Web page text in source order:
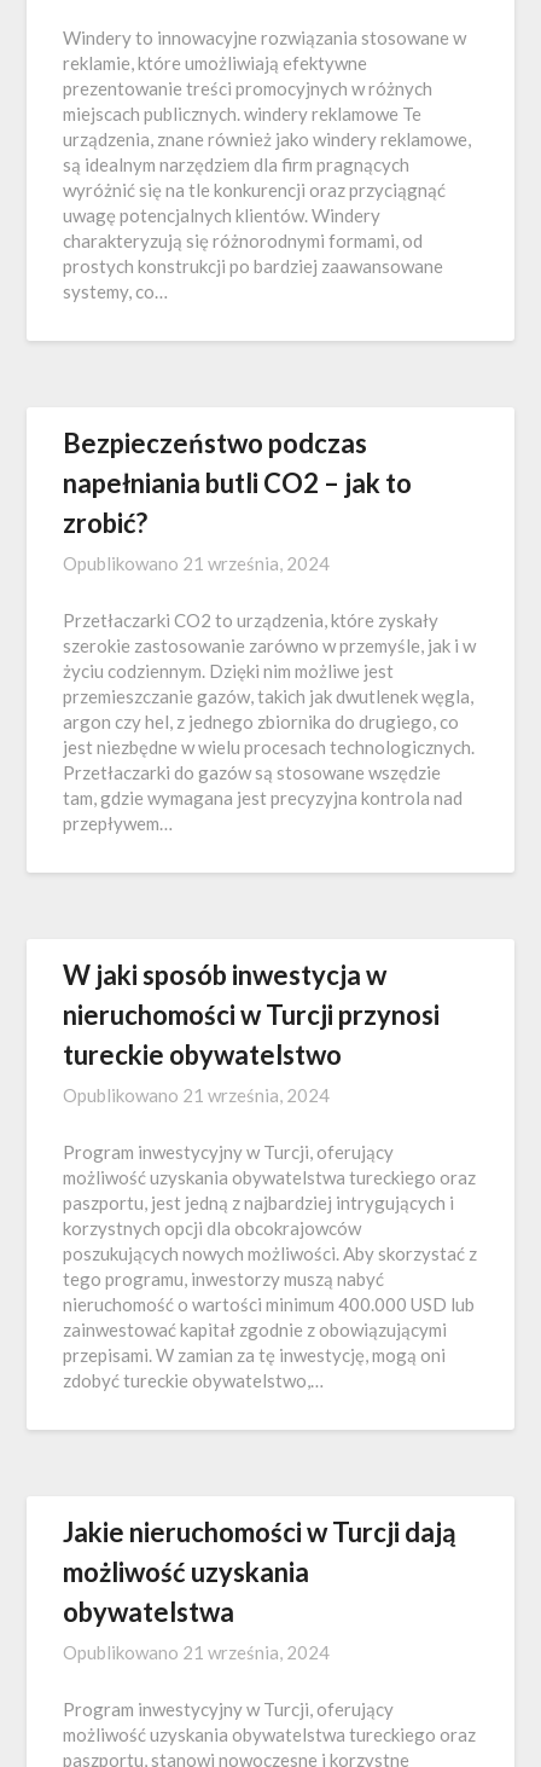
Windery to innowacyjne rozwiązania stosowane w
reklamie, które umożliwiają efektywne
prezentowanie treści promocyjnych w różnych
miejscach publicznych. windery reklamowe Te
urządzenia, znane również jako windery reklamowe,
są idealnym narzędziem dla firm pragnących
wyróżnić się na tle konkurencji oraz przyciągnąć
uwagę potencjalnych klientów. Windery
charakteryzują się różnorodnymi formami, od
prostych konstrukcji po bardziej zaawansowane
systemy, co…
Bezpieczeństwo podczas
napełniania butli CO2 – jak to
zrobić?
Opublikowano 21 września, 2024
Przetłaczarki CO2 to urządzenia, które zyskały
szerokie zastosowanie zarówno w przemyśle, jak i w
życiu codziennym. Dzięki nim możliwe jest
przemieszczanie gazów, takich jak dwutlenek węgla,
argon czy hel, z jednego zbiornika do drugiego, co
jest niezbędne w wielu procesach technologicznych.
Przetłaczarki do gazów są stosowane wszędzie
tam, gdzie wymagana jest precyzyjna kontrola nad
przepływem…
W jaki sposób inwestycja w
nieruchomości w Turcji przynosi
tureckie obywatelstwo
Opublikowano 21 września, 2024
Program inwestycyjny w Turcji, oferujący
możliwość uzyskania obywatelstwa tureckiego oraz
paszportu, jest jedną z najbardziej intrygujących i
korzystnych opcji dla obcokrajowców
poszukujących nowych możliwości. Aby skorzystać z
tego programu, inwestorzy muszą nabyć
nieruchomość o wartości minimum 400.000 USD lub
zainwestować kapitał zgodnie z obowiązującymi
przepisami. W zamian za tę inwestycję, mogą oni
zdobyć tureckie obywatelstwo,…
Jakie nieruchomości w Turcji dają
możliwość uzyskania
obywatelstwa
Opublikowano 21 września, 2024
Program inwestycyjny w Turcji, oferujący
możliwość uzyskania obywatelstwa tureckiego oraz
paszportu, stanowi nowoczesne i korzystne